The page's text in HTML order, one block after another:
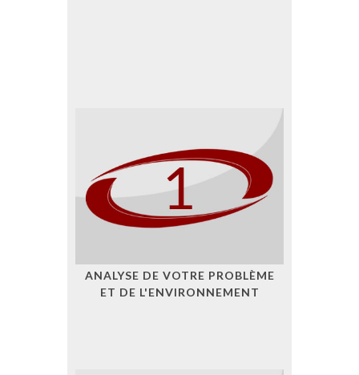
ANALYSE DE VOTRE PROBLÈME
ET DE L'ENVIRONNEMENT